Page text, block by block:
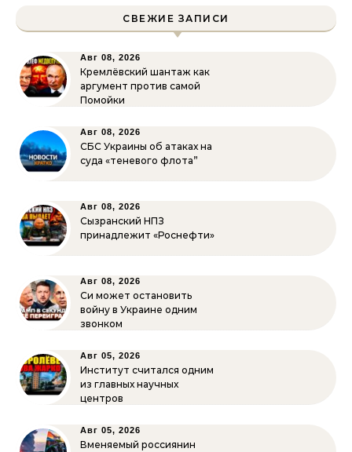
СВЕЖИЕ ЗАПИСИ
Авг 08, 2026
Кремлёвский шантаж как
аргумент против самой
Помойки
Авг 08, 2026
СБС Украины об атаках на
суда «теневого флота”
Авг 08, 2026
Сызранский НПЗ
принадлежит «Роснефти»
Авг 08, 2026
Си может остановить
войну в Украине одним
звонком
Авг 05, 2026
Институт считался одним
из главных научных
центров
Авг 05, 2026
Вменяемый россиянин